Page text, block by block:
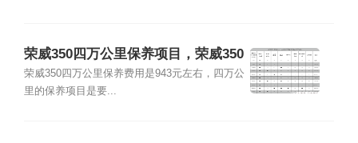
荣威350四万公里保养项目，荣威350
四万公里保养费用
荣威350四万公里保养费用是943元左右，四万公
里的保养项目是要...